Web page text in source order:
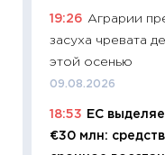
19:26 Аграрии
засуха чревата
этой осенью
09.08.2026
18:53
ЕС
€30 млн: